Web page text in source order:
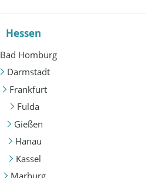
Hessen
Bad Homburg
Darmstadt
Frankfurt
Fulda
Gießen
Hanau
Kassel